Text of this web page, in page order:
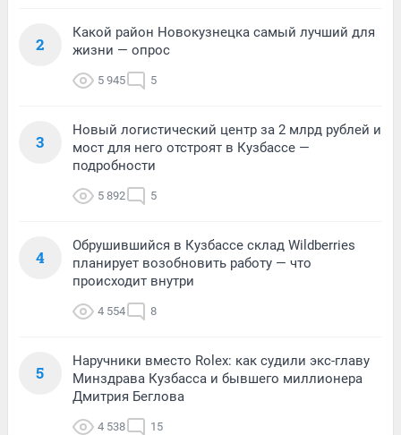
2
Какой район Новокузнецка самый лучший для
жизни — опрос
5 945 5
3
Новый логистический центр за 2 млрд рублей и
мост для него отстроят в Кузбассе —
подробности
5 892 5
4
Обрушившийся в Кузбассе склад Wildberries
планирует возобновить работу — что
происходит внутри
4 554 8
5
Наручники вместо Rolex: как судили экс-главу
Минздрава Кузбасса и бывшего миллионера
Дмитрия Беглова
4 538 15